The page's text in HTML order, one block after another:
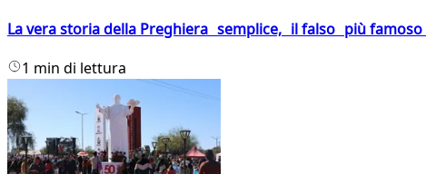
La vera storia della Preghiera semplice, il falso più famoso
1 min di lettura